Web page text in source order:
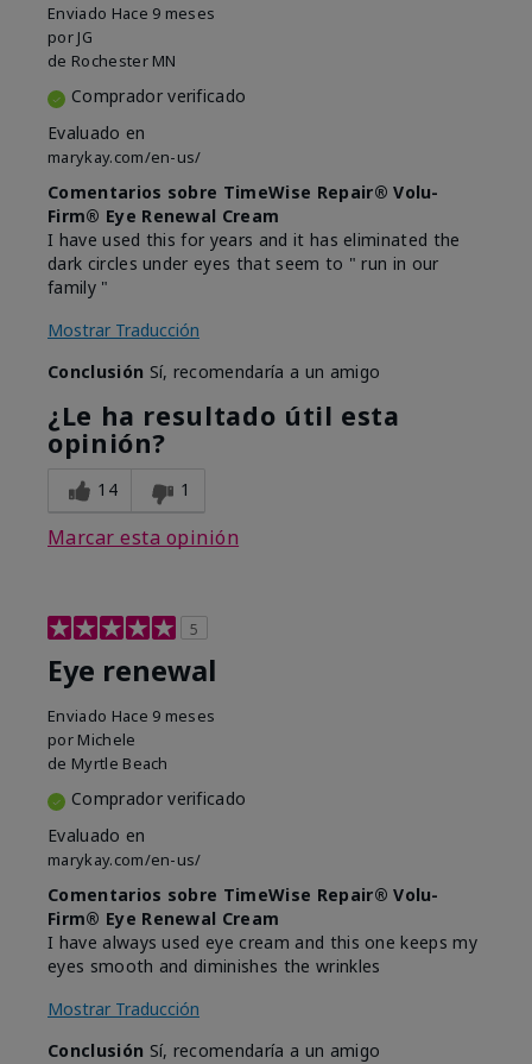
Enviado Hace 9 meses
por JG
de Rochester MN
Comprador verificado
Evaluado en
marykay.com/en-us/
Comentarios sobre TimeWise Repair® Volu-
Firm® Eye Renewal Cream
I have used this for years and it has eliminated the
dark circles under eyes that seem to " run in our
family "
Mostrar Traducción
Conclusión Sí, recomendaría a un amigo
¿Le ha resultado útil esta
opinión?
14 1
Marcar esta opinión
5
Eye renewal
Enviado Hace 9 meses
por Michele
de Myrtle Beach
Comprador verificado
Evaluado en
marykay.com/en-us/
Comentarios sobre TimeWise Repair® Volu-
Firm® Eye Renewal Cream
I have always used eye cream and this one keeps my
eyes smooth and diminishes the wrinkles
Mostrar Traducción
Conclusión Sí, recomendaría a un amigo